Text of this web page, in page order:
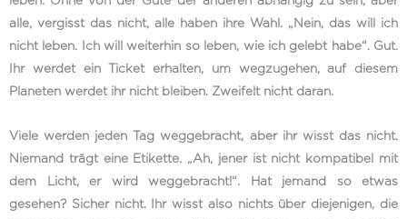
alle, vergisst das nicht, alle haben ihre Wahl. „Nein, das will ich
nicht leben. Ich will weiterhin so leben, wie ich gelebt habe“. Gut.
Ihr werdet ein Ticket erhalten, um wegzugehen, auf diesem
Planeten werdet ihr nicht bleiben. Zweifelt nicht daran.
Viele werden jeden Tag weggebracht, aber ihr wisst das nicht.
Niemand trägt eine Etikette. „Ah, jener ist nicht kompatibel mit
dem Licht, er wird weggebracht!“. Hat jemand so etwas
gesehen? Sicher nicht. Ihr wisst also nichts über diejenigen, die